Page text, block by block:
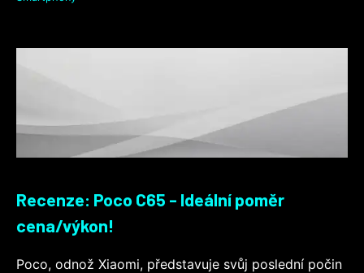
Recenze: Poco C65 - Ideální poměr
cena/výkon!
Poco, odnož Xiaomi, představuje svůj poslední počin